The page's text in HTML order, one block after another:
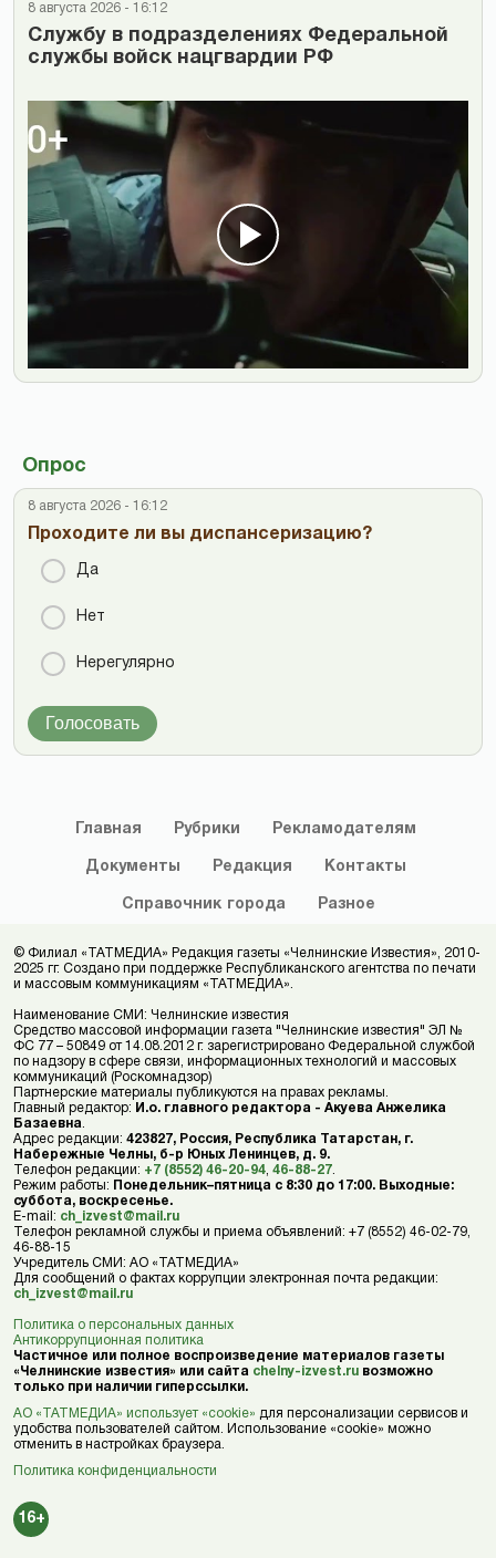
8 августа 2026 - 16:12
Cлужбу в подразделениях Федеральной
службы войск нацгвардии РФ
Опрос
8 августа 2026 - 16:12
Проходите ли вы диспансеризацию?
Да
Нет
Нерегулярно
Голосовать
Главная Рубрики Рекламодателям
Документы Редакция Контакты
Справочник города Разное
© Филиал «ТАТМЕДИА» Редакция газеты «Челнинские Известия», 2010-
2025 гг. Создано при поддержке Республиканского агентства по печати
и массовым коммуникациям «ТАТМЕДИА».
Наименование СМИ: Челнинские известия
Средство массовой информации газета "Челнинские известия" ЭЛ №
ФС 77 – 50849 от 14.08.2012 г. зарегистрировано Федеральной службой
по надзору в сфере связи, информационных технологий и массовых
коммуникаций (Роскомнадзор)
Партнерские материалы публикуются на правах рекламы.
Главный редактор: И.о. главного редактора - Акуева Анжелика
Базаевна
Адрес редакции: 423827, Россия, Республика Татарстан, г.
Набережные Челны, б-р Юных Ленинцев, д. 9.
Телефон редакции: +7 (8552) 46-20-94 46-88-27
Режим работы: Понедельник–пятница с 8:30 до 17:00. Выходные:
суббота, воскресенье.
E-mail: ch_izvest@mail.ru
Телефон рекламной службы и приема объявлений: +7 (8552) 46-02-79,
46-88-15
Учредитель СМИ: АО «ТАТМЕДИА»
Для сообщений о фактах коррупции электронная почта редакции:
ch_izvest@mail.ru
Политика о персональных данных
Антикоррупционная политика
Частичное или полное воспроизведение материалов газеты
«Челнинские известия» или сайта chelny-izvest.ru возможно
только при наличии гиперссылки.
АО «ТАТМЕДИА» использует «cookie» для персонализации сервисов и
удобства пользователей сайтом. Использование «cookie» можно
отменить в настройках браузера.
Политика конфиденциальности
16+